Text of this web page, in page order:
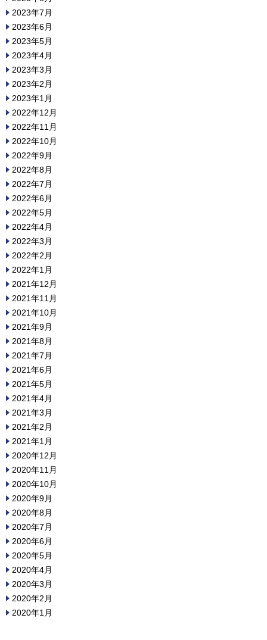
2023年7月
2023年6月
2023年5月
2023年4月
2023年3月
2023年2月
2023年1月
2022年12月
2022年11月
2022年10月
2022年9月
2022年8月
2022年7月
2022年6月
2022年5月
2022年4月
2022年3月
2022年2月
2022年1月
2021年12月
2021年11月
2021年10月
2021年9月
2021年8月
2021年7月
2021年6月
2021年5月
2021年4月
2021年3月
2021年2月
2021年1月
2020年12月
2020年11月
2020年10月
2020年9月
2020年8月
2020年7月
2020年6月
2020年5月
2020年4月
2020年3月
2020年2月
2020年1月